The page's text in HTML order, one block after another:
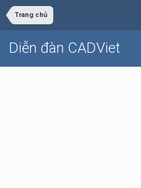
Trang chủ
Diễn đàn CADViet